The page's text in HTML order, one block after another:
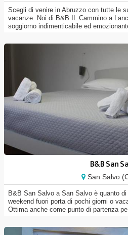
Scegli di venire in Abruzzo con tutte le
vacanze. Noi di B&B IL Cammino a
soggiorno indimenticabile ed
B&B San
San Salvo
B&B San Salvo a San Salvo è quanto
weekend fuori porta di pochi giorni o
Ottima anche come punto di partenza